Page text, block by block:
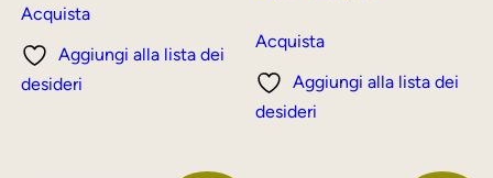
originale
218,00 €.139,00 €.
Acquista
Aggiungi alla lista dei
desideri
originale
170,00 €.150,00 €.
Acquista
Aggiungi alla lista dei
desideri